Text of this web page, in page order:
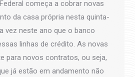
começa a cobrar novas
da casa própria nesta quinta-
vez neste ano que o banco
linhas de crédito. As novas
para novos contratos, ou seja,
já estão em andamento não